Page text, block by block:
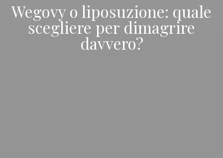
Wegovy o liposuzione: quale
scegliere per dimagrire
davvero?